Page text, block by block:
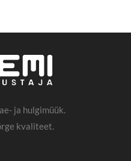
ja hulgimüük.
kvaliteet.